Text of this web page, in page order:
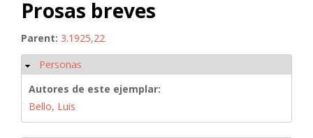
Prosas breves
Parent: 3.1925,22
Ocultar
Personas
Autores de este ejemplar:
Bello, Luis